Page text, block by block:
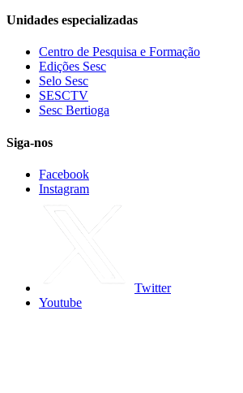
Unidades especializadas
Centro de Pesquisa e Formação
Edições Sesc
Selo Sesc
SESCTV
Sesc Bertioga
Siga-nos
Facebook
Instagram
Twitter
Youtube